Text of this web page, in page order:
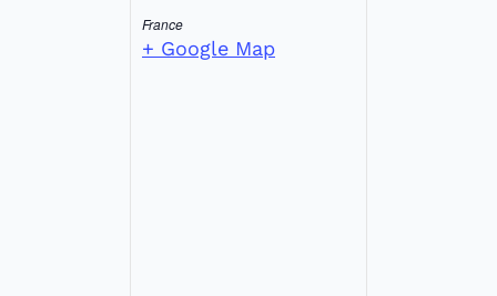
France
+ Google Map